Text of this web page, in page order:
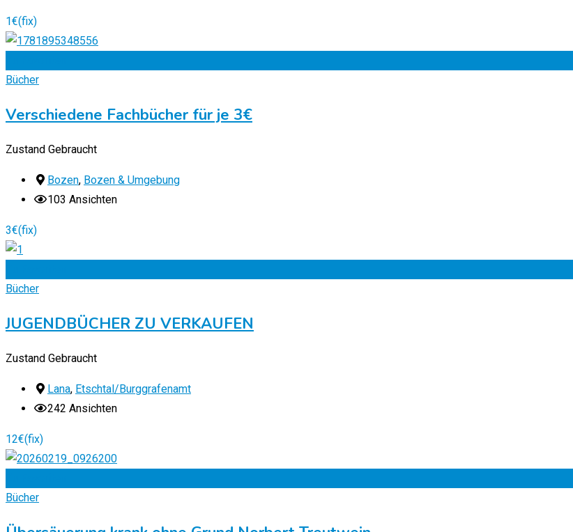
1€(fix)
Bücher
Verschiedene Fachbücher für je 3€
Zustand Gebraucht
Bozen, Bozen & Umgebung
103 Ansichten
3€(fix)
Bücher
JUGENDBÜCHER ZU VERKAUFEN
Zustand Gebraucht
Lana, Etschtal/Burggrafenamt
242 Ansichten
12€(fix)
Bücher